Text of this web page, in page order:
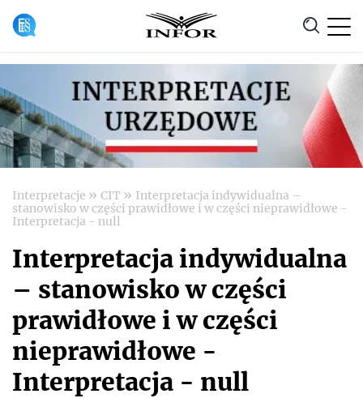
Anuluj
Interpretacje » CIT » Interpretacja indywidualna –
stanowisko w części prawidłowe i w części nieprawidłowe -
Interpretacja - null
Interpretacja indywidualna
– stanowisko w części
prawidłowe i w części
nieprawidłowe -
Interpretacja - null